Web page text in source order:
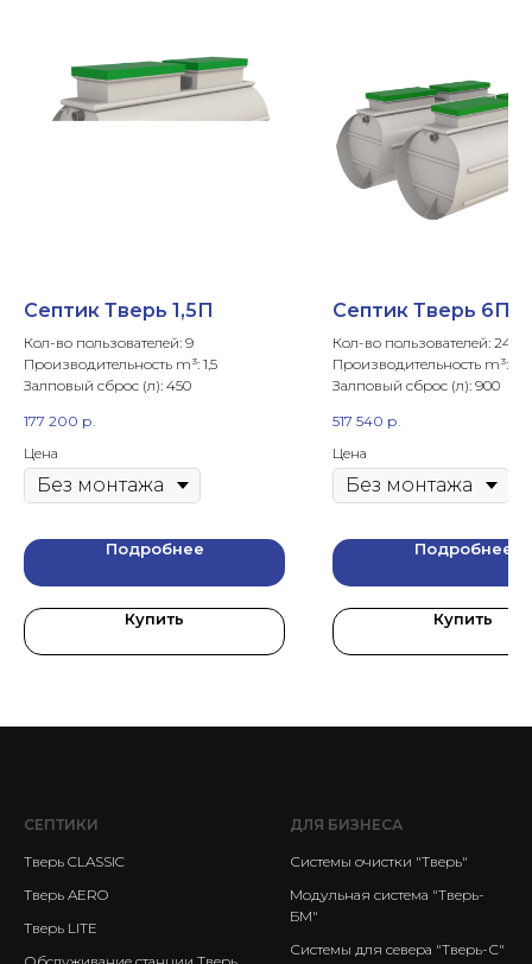
Септик Тверь 1,5П
Кол-во пользователей: 9
Производительность m³: 1,5
Залповый сброс (л): 450
177 200 р.
Цена
Подробнее
Купить
Септик Тверь 6П
Кол-во пользователей: 24
Производительность m³: 4
Залповый сброс (л): 900
517 540 р.
Цена
Подробнее
Купить
СЕПТИКИ
Тверь CLASSIC
Тверь AERO
Тверь LITE
ДЛЯ БИЗНЕСА
Системы очистки "Тверь"
Модульная система "Тверь-
БМ"
Системы для севера "Тверь-С"